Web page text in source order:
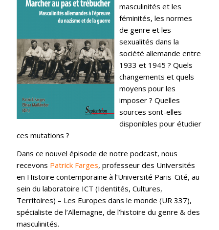
masculinités et les
féminités, les normes
de genre et les
sexualités dans la
société allemande entre
1933 et 1945 ? Quels
changements et quels
moyens pour les
imposer ? Quelles
sources sont-elles
disponibles pour étudier
ces mutations ?
Dans ce nouvel épisode de notre podcast, nous
recevons Patrick Farges, professeur des Universités
en Histoire contemporaine à l’Université Paris-Cité, au
sein du laboratoire ICT (Identités, Cultures,
Territoires) – Les Europes dans le monde (UR 337),
spécialiste de l’Allemagne, de l’histoire du genre & des
masculinités.